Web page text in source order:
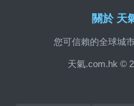
關於 天
您可信賴的全球城
天氣.com.hk ©